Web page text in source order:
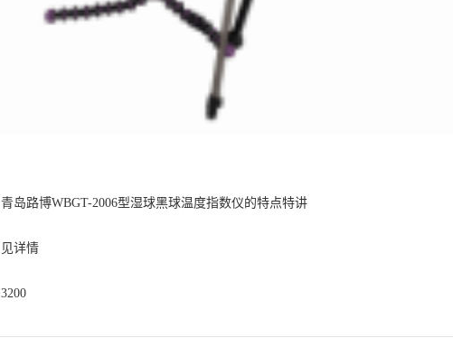
青岛路博WBGT-2006型湿球黑球温度指数仪的特点特讲
见详情
3200